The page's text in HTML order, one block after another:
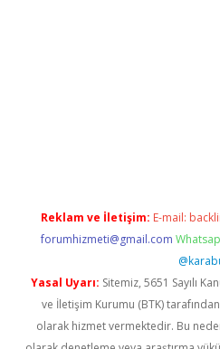
Reklam ve İletişim: E-mail:
forumhizmeti@gmail.com
Yasal Uyarı: Sitemiz, 5651 Sayılı
ve İletişim Kurumu (BTK)
olarak hizmet vermektedir. Bu